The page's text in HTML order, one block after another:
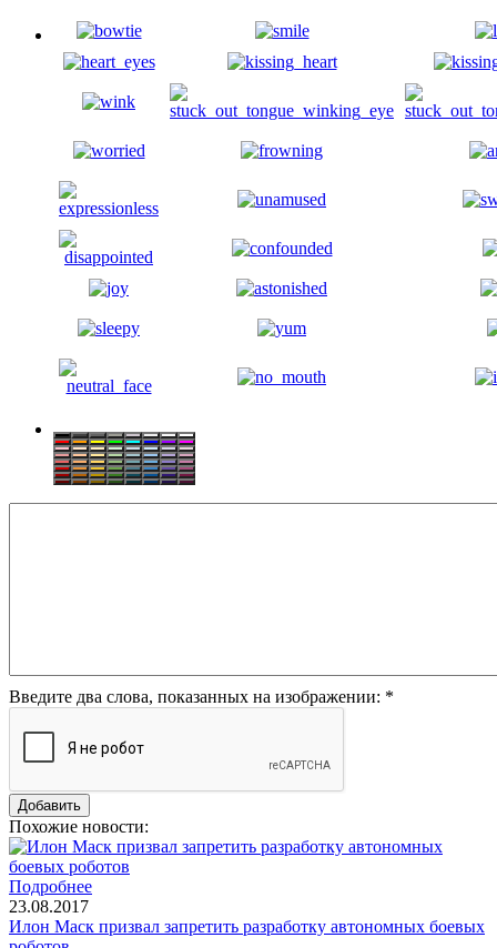
Введите два слова, показанных на изображении: *
Похожие новости:
Подробнее
23.08.2017
Илон Маск призвал запретить разработку автономных боевых